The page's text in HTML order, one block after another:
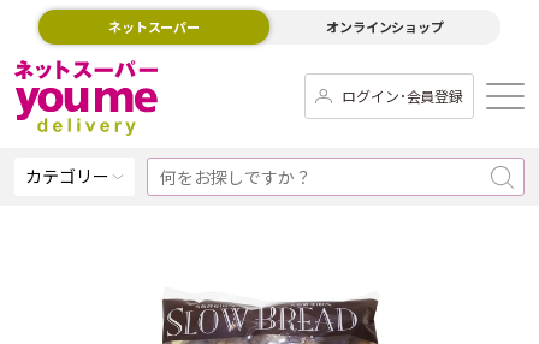
ネットスーパー オンラインショップ
ログイン･会員登録
カテゴリー